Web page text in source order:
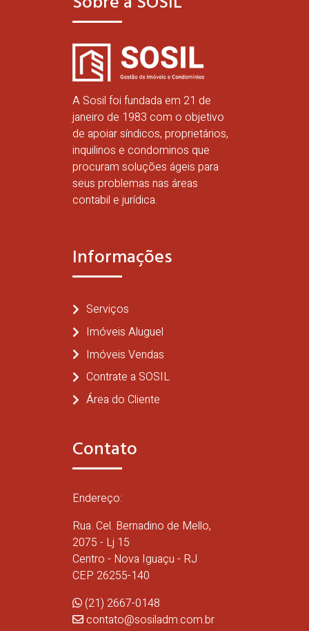
A Sosil foi fundada em 21 de
janeiro de 1983 com o objetivo
de apoiar síndicos, proprietários,
inquilinos e condominos que
procuram soluções ágeis para
seus problemas nas áreas
contabil e jurídica.
Informações
Serviços
Imóveis Aluguel
Imóveis Vendas
Contrate a SOSIL
Área do Cliente
Contato
Endereço:
Rua. Cel. Bernadino de Mello,
2075 - Lj 15
Centro - Nova Iguaçu - RJ
CEP 26255-140
(21) 2667-0148
contato@sosiladm.com.br